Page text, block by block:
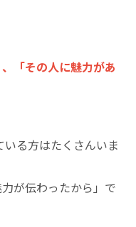
「その人に魅力があ
る方はたくさんいま
が伝わったから」で